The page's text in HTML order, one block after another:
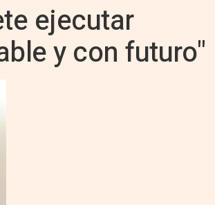
ejecutar
y con futuro"